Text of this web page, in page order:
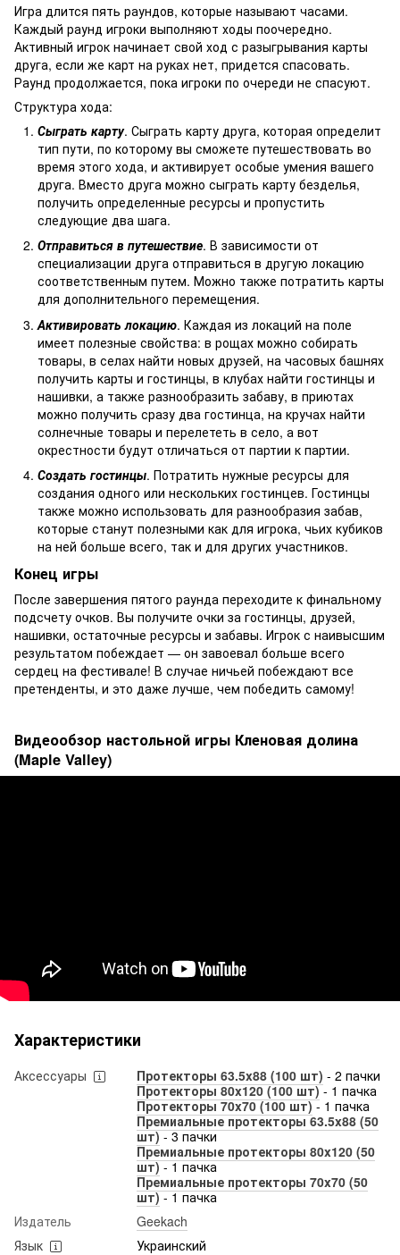
Игра длится пять раундов, которые называют часами.
Каждый раунд игроки выполняют ходы поочередно.
Активный игрок начинает свой ход с разыгрывания карты
друга, если же карт на руках нет, придется спасовать.
Раунд продолжается, пока игроки по очереди не спасуют.
Структура хода:
Сыграть карту. Сыграть карту друга, которая определит
тип пути, по которому вы сможете путешествовать во
время этого хода, и активирует особые умения вашего
друга. Вместо друга можно сыграть карту безделья,
получить определенные ресурсы и пропустить
следующие два шага.
Отправиться в путешествие. В зависимости от
специализации друга отправиться в другую локацию
соответственным путем. Можно также потратить карты
для дополнительного перемещения.
Активировать локацию. Каждая из локаций на поле
имеет полезные свойства: в рощах можно собирать
товары, в селах найти новых друзей, на часовых башнях
получить карты и гостинцы, в клубах найти гостинцы и
нашивки, а также разнообразить забаву, в приютах
можно получить сразу два гостинца, на кручах найти
солнечные товары и перелететь в село, а вот
окрестности будут отличаться от партии к партии.
Создать гостинцы. Потратить нужные ресурсы для
создания одного или нескольких гостинцев. Гостинцы
также можно использовать для разнообразия забав,
которые станут полезными как для игрока, чьих кубиков
на ней больше всего, так и для других участников.
Конец игры
После завершения пятого раунда переходите к финальному
подсчету очков. Вы получите очки за гостинцы, друзей,
нашивки, остаточные ресурсы и забавы. Игрок с наивысшим
результатом побеждает — он завоевал больше всего
сердец на фестивале! В случае ничьей побеждают все
претенденты, и это даже лучше, чем победить самому!
Видеообзор настольной игры Кленовая долина
(Maple Valley)
Характеристики
Аксессуары Протекторы 63.5x88 (100 шт) - 2 пачки
Протекторы 80x120 (100 шт)- 1 пачка
Протекторы 70x70 (100 шт)- 1 пачка
Премиальные протекторы 63.5x88 (50
шт)- 3 пачки
Премиальные протекторы 80x120 (50
шт)- 1 пачка
Премиальные протекторы 70x70 (50
шт)- 1 пачка
Издатель
Geekach
Язык
Украинский